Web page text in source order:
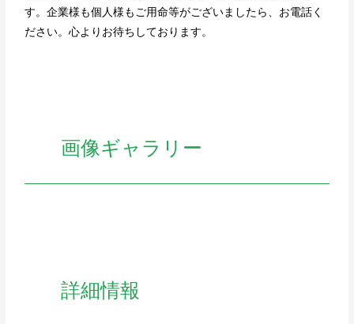
す。企業様も個人様もご用命等がございましたら、お電話く
ださい。心よりお待ちしております。
画像ギャラリー
詳細情報